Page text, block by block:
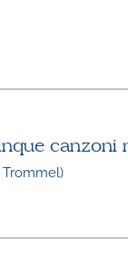
canzoni
Trommel)